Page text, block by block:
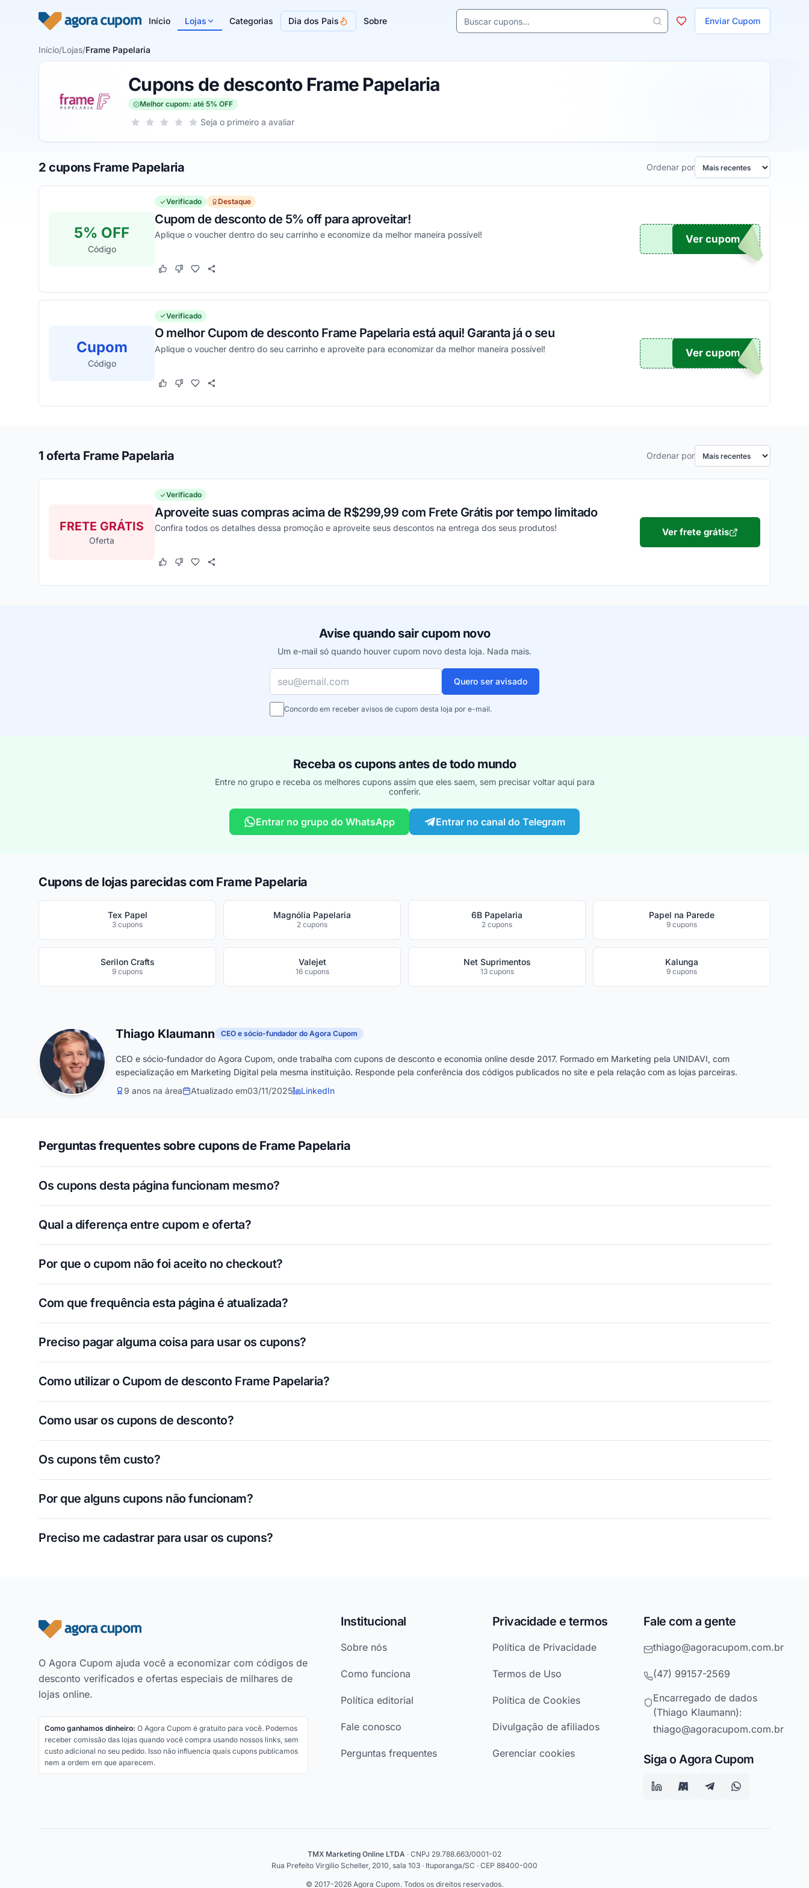
Início Lojas Categorias Dia dos Pais Sobre Enviar Cupom
Buscar cupons e lojas
Início/Lojas/Frame Papelaria
Cupons de desconto Frame Papelaria
Melhor cupom: até 5% OFF
Sua nota para Frame Papelaria, de 1 a 5 estrelas
5 estrelas
4 estrelas
3 estrelas
2 estrelas
1 estrela Seja o primeiro a avaliar
2 cupons Frame Papelaria Ordenar por
5% OFF
Código
Verificado Destaque
Cupom de desconto de 5% off para aproveitar!
Aplique o voucher dentro do seu carrinho e economize da melhor maneira possível!
Este cupom funcionou
Este cupom não funcionou
S5
Ver cupom
Cupom
Código
Verificado
O melhor Cupom de desconto Frame Papelaria está aqui! Garanta já o seu
Aplique o voucher dentro do seu carrinho e aproveite para economizar da melhor maneira possível!
Este cupom funcionou
Este cupom não funcionou
TICO
Ver cupom
1 oferta Frame Papelaria Ordenar por
FRETE GRÁTIS
Oferta
Verificado
Aproveite suas compras acima de R$299,99 com Frete Grátis por tempo limitado
Confira todos os detalhes dessa promoção e aproveite seus descontos na entrega dos seus produtos!
Este cupom funcionou
Este cupom não funcionou
Ver frete grátis
Avise quando sair cupom novo
Um e-mail só quando houver cupom novo desta loja. Nada mais.
Seu e-mail
Quero ser avisado
Concordo em receber avisos de cupom desta loja por e-mail.
Receba os cupons antes de todo mundo
Entre no grupo e receba os melhores cupons assim que eles saem, sem precisar voltar aqui para
conferir.
Entrar no grupo do WhatsApp Entrar no canal do Telegram
Cupons de lojas parecidas com Frame Papelaria
Tex Papel
3 cupons
Magnólia Papelaria
2 cupons
6B Papelaria
2 cupons
Papel na Parede
9 cupons
Serilon Crafts
9 cupons
Valejet
16 cupons
Net Suprimentos
13 cupons
Kalunga
9 cupons
Thiago Klaumann CEO e sócio-fundador do Agora Cupom
CEO e sócio-fundador do Agora Cupom, onde trabalha com cupons de desconto e economia online desde 2017. Formado em Marketing pela UNIDAVI, com
especialização em Marketing Digital pela mesma instituição. Responde pela conferência dos códigos publicados no site e pela relação com as lojas parceiras.
9 anos na área
Atualizado em03/11/2025 LinkedIn
Perguntas frequentes sobre cupons de Frame Papelaria
Os cupons desta página funcionam mesmo?
Qual a diferença entre cupom e oferta?
Por que o cupom não foi aceito no checkout?
Com que frequência esta página é atualizada?
Preciso pagar alguma coisa para usar os cupons?
Como utilizar o Cupom de desconto Frame Papelaria?
Como usar os cupons de desconto?
Os cupons têm custo?
Por que alguns cupons não funcionam?
Preciso me cadastrar para usar os cupons?
Rodapé do site
O Agora Cupom ajuda você a economizar com códigos de
desconto verificados e ofertas especiais de milhares de
lojas online.
Como ganhamos dinheiro: O Agora Cupom é gratuito para você. Podemos
receber comissão das lojas quando você compra usando nossos links, sem
custo adicional no seu pedido. Isso não influencia quais cupons publicamos
nem a ordem em que aparecem.
Institucional
Sobre nós
Como funciona
Política editorial
Fale conosco
Perguntas frequentes
Privacidade e termos
Política de Privacidade
Termos de Uso
Política de Cookies
Divulgação de afiliados
Gerenciar cookies
Fale com a gente
thiago@agoracupom.com.br
(47) 99157-2569
Encarregado de dados
(Thiago Klaumann):
thiago@agoracupom.com.br
Siga o Agora Cupom
TMX Marketing Online LTDA · CNPJ 29.788.663/0001-02
Rua Prefeito Virgilio Scheller, 2010, sala 103 · Ituporanga/SC · CEP 88400-000
© 2017-2026 Agora Cupom. Todos os direitos reservados.